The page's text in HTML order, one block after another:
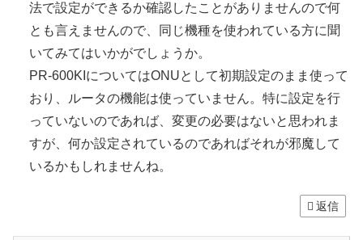
法で設定ができるか確認したことがありませんので何
とも言えませんので、同じ機種を使われている方に聞
いてみてはいかがでしょうか。
PR-600KIについてはONUとして初期設定のまま使って
おり、ルータの機能は使っていません。特に設定を行
っていないのであれば、変更の必要はないと思われま
すが、何か設定されているのであればそれが邪魔して
いるかもしれませんね。
返信